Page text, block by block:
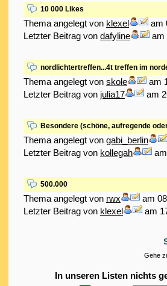
10 000 Likes
Thema angelegt von klexel
am
Letzter Beitrag von dafyline am
nordlichtertreffen...4t treffen im
Thema angelegt von skole
am
Letzter Beitrag von julia17 am
Besondere (schöne, aufregende
Thema angelegt von gabi_berlin
Letzter Beitrag von kollegah
500.000
Thema angelegt von rwx
am
Letzter Beitrag von klexel am
Gehe
In unseren Listen nichts